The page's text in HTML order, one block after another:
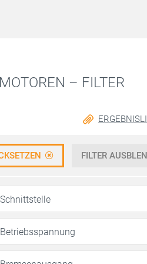
– FILTER
FILTER
Schnittstelle
Betriebsspannung